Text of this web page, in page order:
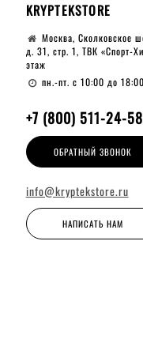
KRYPTEKSTORE
Москва, Сколковское
д. 31, стр. 1, ТВК «Спорт-
этаж
пн.-пт. с 10:00 до 18:00
+7 (800) 511-24-58
ОБРАТНЫЙ ЗВОНОК
info@kryptekstore.ru
НАПИСАТЬ НАМ